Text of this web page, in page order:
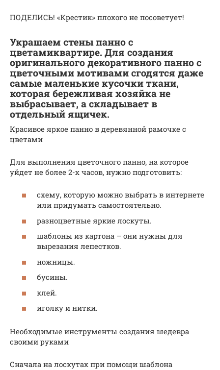
ПОДЕЛИСЬ! «Крестик» плохого не посоветует!
Украшаем стены панно с
цветамиквартире. Для создания
оригинального декоративного панно с
цветочными мотивами сгодятся даже
самые маленькие кусочки ткани,
которая бережливая хозяйка не
выбрасывает, а складывает в
отдельный ящичек.
Красивое яркое панно в деревянной рамочке с
цветами
Для выполнения цветочного панно, на которое
уйдет не более 2-х часов, нужно подготовить:
схему, которую можно выбрать в интернете
или придумать самостоятельно.
разноцветные яркие лоскуты.
шаблоны из картона – они нужны для
вырезания лепестков.
ножницы.
бусины.
клей.
иголку и нитки.
Необходимые инструменты создания шедевра
своими руками
Сначала на лоскутах при помощи шаблона